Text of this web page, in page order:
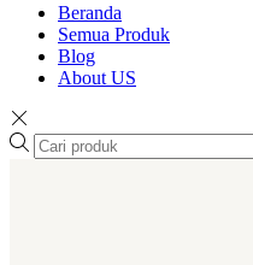
Beranda
Semua Produk
Blog
About US